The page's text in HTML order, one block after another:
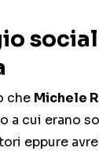
social
che Michele
a cui erano
eppure